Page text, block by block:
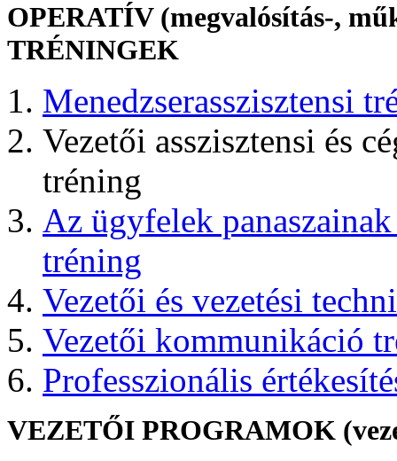
OPERATÍV (megvalósítás-,
TRÉNINGEK
Menedzserasszisztensi
Vezetői asszisztensi és
tréning
Az ügyfelek
tréning
Vezetői és vezetési
Vezetői kommunikáció
Professzionális
VEZETŐI PROGRAMOK